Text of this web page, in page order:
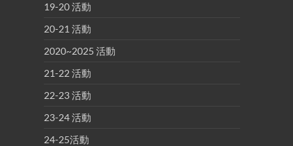
19-20 活動
20-21 活動
2020~2025 活動
21-22 活動
22-23 活動
23-24 活動
24-25活動